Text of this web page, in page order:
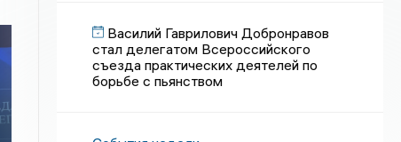
Василий Гаврилович Добронравов
стал делегатом Всероссийского
съезда практических деятелей по
борьбе с пьянством